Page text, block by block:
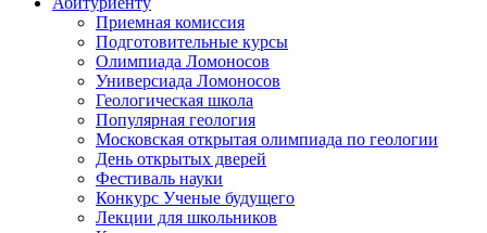
Приемная комиссия
Подготовительные курсы
Олимпиада Ломоносов
Универсиада Ломоносов
Геологическая школа
Популярная геология
Московская открытая олимпиада по геологии
День открытых дверей
Фестиваль науки
Конкурс Ученые будущего
Лекции для школьников